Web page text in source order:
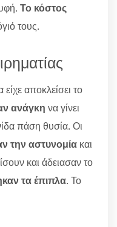
Το κόστος
τους.
αποκλείσει το
ανάγκη να γίνει
πάση θυσία. Οι
την αστυνομία και
και άδειασαν το
τα έπιπλα. Το